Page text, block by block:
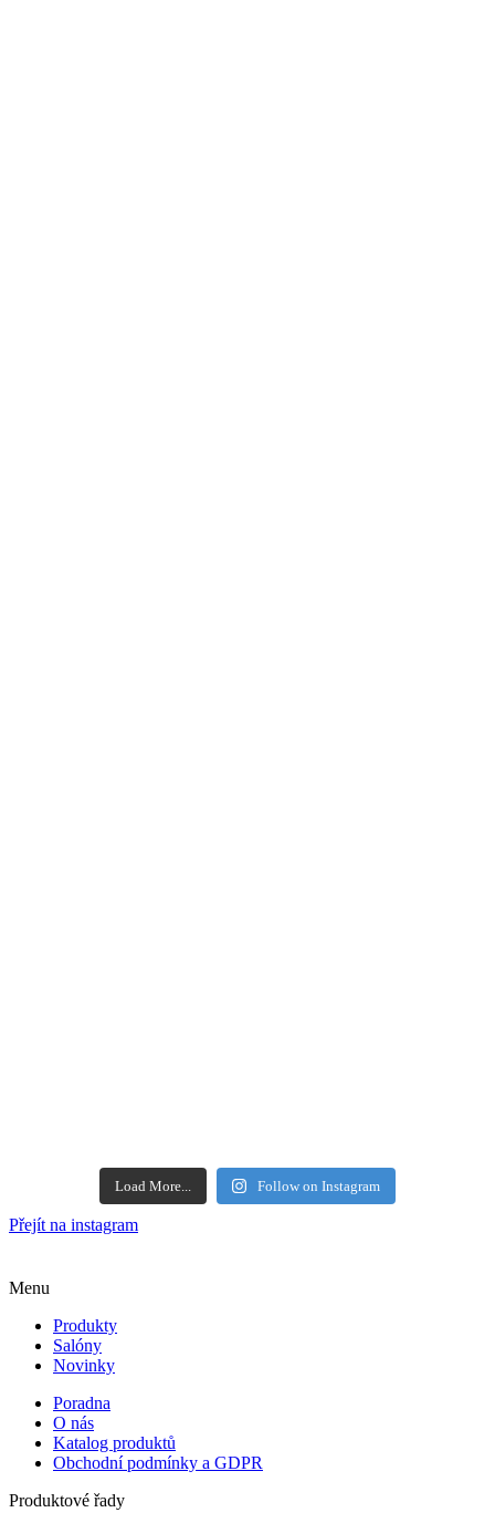
Load More... Follow on Instagram
Přejít na instagram
Menu
Produkty
Salóny
Novinky
Poradna
O nás
Katalog produktů
Obchodní podmínky a GDPR
Produktové řady